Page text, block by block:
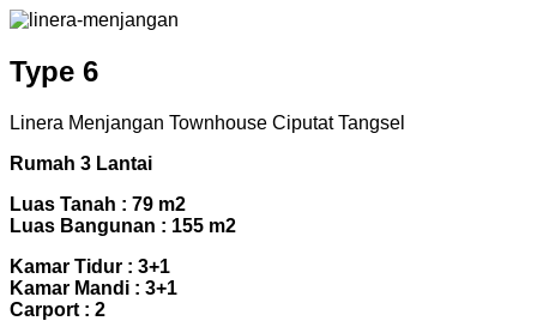
Type 6
Linera Menjangan Townhouse Ciputat Tangsel
Rumah 3 Lantai
Luas Tanah : 79 m2
Luas Bangunan : 155 m2
Kamar Tidur : 3+1
Kamar Mandi : 3+1
Carport : 2